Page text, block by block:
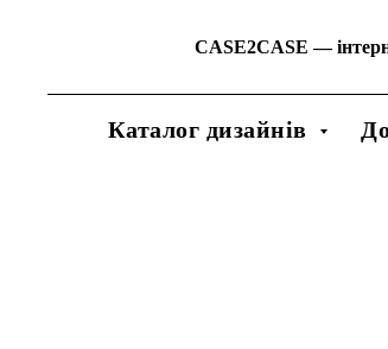
CASE2CASE—
Каталог дизайнів